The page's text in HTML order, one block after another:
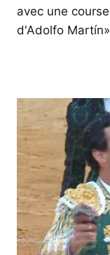
avec une course
d'Adolfo Martín»